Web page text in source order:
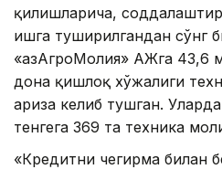
қилишларича,
ишга туширилгандан сўнг
«ҚазАгроМолия» АЖга 43,6
дона қишлоқ хўжалиги
ариза келиб тушган.
тенгега 369 та техника
«Кредитни чегирма билан